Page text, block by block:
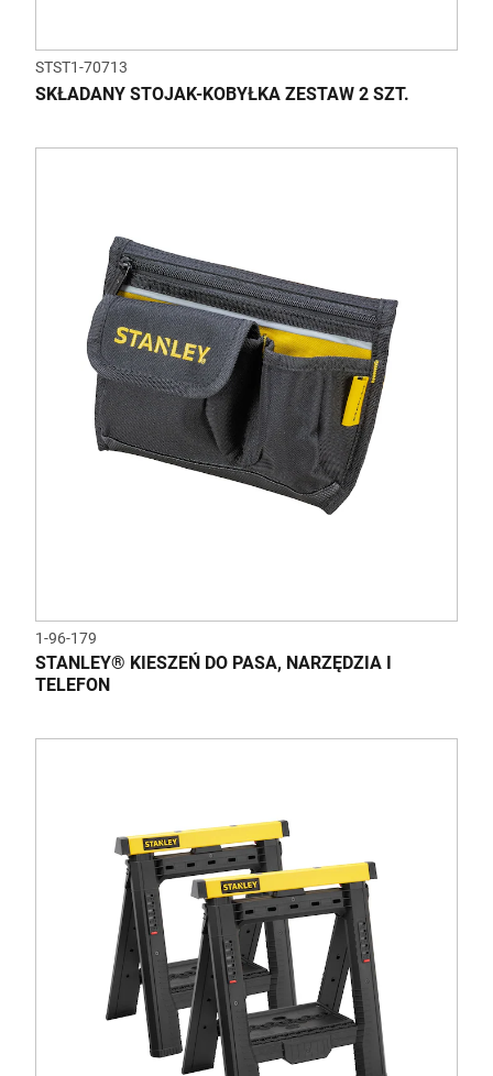
STST1-70713
SKŁADANY STOJAK-KOBYŁKA ZESTAW 2 SZT.
1-96-179
STANLEY® KIESZEŃ DO PASA, NARZĘDZIA I
TELEFON